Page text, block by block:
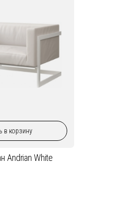
в корзину
Andrian White